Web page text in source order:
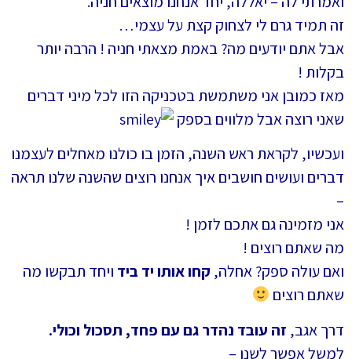
זה תמיד גרם לי לצחוק קצת על עצמי…
אבל אתם יודעים מה? באמת מצאתי חניה ! הרבה יותר
בקלות !
מאז כמובן אני משתמשת בטכניקה הזו לכל מיני דברים
שאני רוצה אבל מלווים בספק
ועכשיו, לקראת ראש השנה, הזמן בו כולנו מאחלים לעצמנו
דברים ועושים חושבים איך אנחנו רוצים שהשנה שלנו תראה
–
אני מזמינה גם אתכם לזמן !
מה שאתם רוצים !
ואם עולה ספק? אחלה, קחו אותו יד ביד ויחד תבקשו מה
שאתם רוצים
דרך אגב, זה עובד נהדר גם עם פחד, תסכול וכולי.
למשל אפשר לשנן –